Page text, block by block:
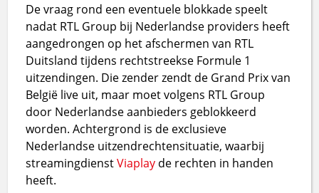
De vraag rond een eventuele blokkade speelt
nadat RTL Group bij Nederlandse providers heeft
aangedrongen op het afschermen van RTL
Duitsland tijdens rechtstreekse Formule 1
uitzendingen. Die zender zendt de Grand Prix van
België live uit, maar moet volgens RTL Group
door Nederlandse aanbieders geblokkeerd
worden. Achtergrond is de exclusieve
Nederlandse uitzendrechtensituatie, waarbij
streamingdienstViaplay de rechten in handen
heeft.